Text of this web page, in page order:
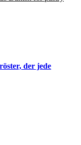
der jede